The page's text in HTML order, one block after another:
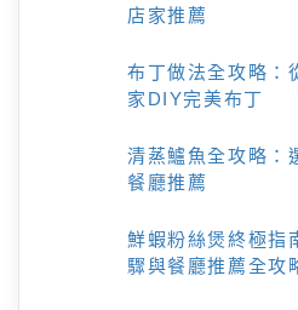
店家推薦
布丁做法全攻略：
家DIY完美布丁
清蒸鱸魚全攻略：
餐廳推薦
鮮蝦粉絲煲終極指
驟與餐廳推薦全攻